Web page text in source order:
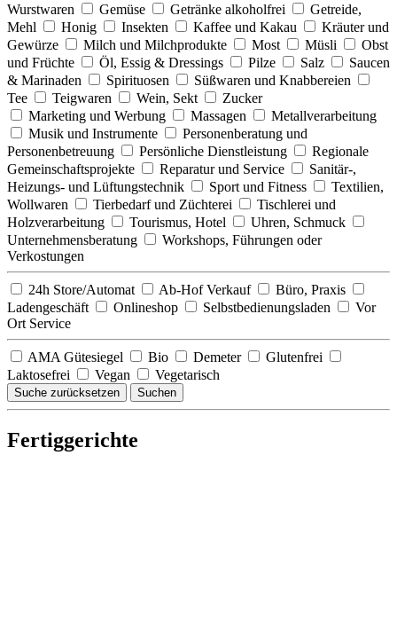
Wurstwaren
Gemüse Getränke alkoholfrei
Getreide,
Mehl
Honig Insekten Kaffee und Kakau
Kräuter und
Gewürze
Milch und Milchprodukte Most Müsli
Obst
und Früchte
Öl, Essig & Dressings Pilze Salz
Saucen
& Marinaden
Spirituosen
Süßwaren und Knabbereien
Tee
Teigwaren Wein, Sekt
Zucker
Marketing und Werbung
Massagen
Metallverarbeitung
Musik und Instrumente
Personenberatung und
Personenbetreuung
Persönliche Dienstleistung
Regionale
Gemeinschaftsprojekte
Reparatur und Service
Sanitär-,
Heizungs- und Lüftungstechnik
Sport und Fitness
Textilien,
Wollwaren
Tierbedarf und Züchterei
Tischlerei und
Holzverarbeitung
Tourismus, Hotel
Uhren, Schmuck
Unternehmensberatung
Workshops, Führungen oder
Verkostungen
24h Store/Automat Ab-Hof Verkauf
Büro, Praxis
Ladengeschäft
Onlineshop Selbstbedienungsladen
Vor
Ort Service
AMA Gütesiegel Bio Demeter
Glutenfrei
Laktosefrei
Vegan Vegetarisch
Suche zurücksetzen Suchen
Fertiggerichte